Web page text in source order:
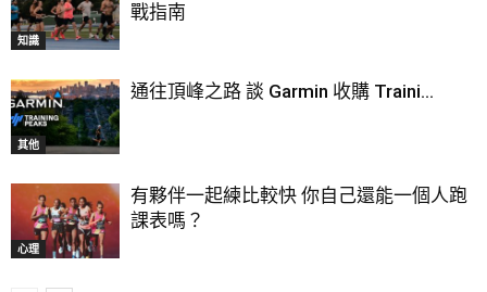
知識
戰指南
其他
通往頂峰之路 談 Garmin 收購 Traini...
心理
有夥伴一起練比較快 你自己還能一個人跑
課表嗎？